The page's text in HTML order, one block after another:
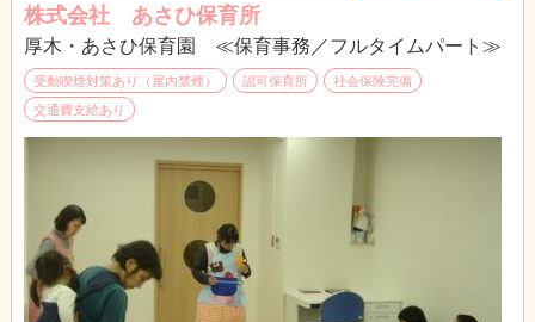
株式会社 あさひ保育所
厚木・あさひ保育園 ≪保育事務／フルタイムパート≫
受動喫煙対策あり（屋内禁煙） 認可保育所
社会保険完備
交通費支給あり